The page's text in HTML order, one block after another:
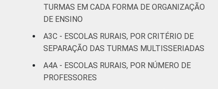
TURMAS EM CADA FORMA DE ORGANIZAÇÃO
DE ENSINO
A3C - ESCOLAS RURAIS, POR CRITÉRIO DE
SEPARAÇÃO DAS TURMAS MULTISSERIADAS
A4A - ESCOLAS RURAIS, POR NÚMERO DE
PROFESSORES